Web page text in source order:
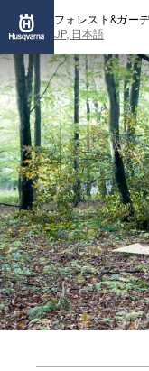
フォレスト&ガー
JP, 日本語